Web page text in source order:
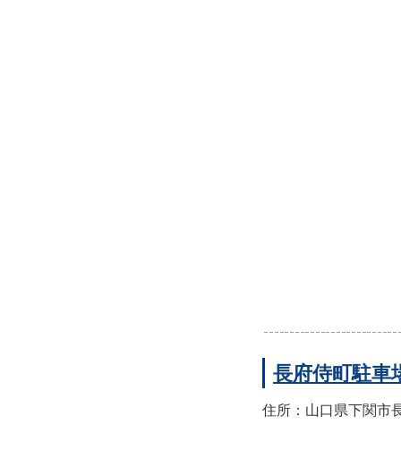
長府侍町駐車
住所：山口県下関市